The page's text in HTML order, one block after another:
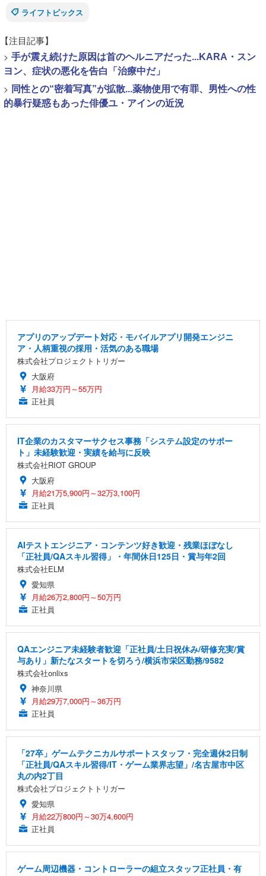
ライフトピックス
【注目記事】
> 手が震え続けた原因は首のヘルニアだった...KARA・スン
ヨン、症状の悪化を告白「治療中だ」
> 同性との“密着写真”が拡散...薬物使用で有罪、男性への性
的暴行疑惑もあった俳優ユ・アインの近況
アプリのアップデート対応・モバイルアプリ開発エンジニ
ア・人柄重視の採用・活気のある職場
株式会社プロジェクトトリガー
大阪府
月給33万円～55万円
正社員
IT企業のカスタマーサクセス事務「システム設定のサポー
ト」未経験歓迎・実績を給与に反映
株式会社RIOT GROUP
大阪府
月給21万5,900円～32万3,100円
正社員
AIテストエンジニア・コンテンツ好き歓迎・残業ほぼなし
「正社員/QAスキル習得」・年間休日125日・賞与年2回
株式会社ELM
愛知県
月給26万2,800円～50万円
正社員
QAエンジニア未経験者歓迎「正社員/土日祝休み/研修充実/賞
与あり」新たなスタートを切ろう/横浜市栄区勤務/9582
株式会社onlixs
神奈川県
月給29万7,000円～36万円
正社員
「27卒」ゲームテクニカルサポートスタッフ・完全週休2日制
「正社員/QAスキル習得/IT・ゲーム業界志望」/名古屋市中区
丸の内2丁目
株式会社プロジェクトトリガー
愛知県
月給22万800円～30万4,600円
正社員
ゲーム周辺機器・コントローラーの組立スタッフ正社員・有